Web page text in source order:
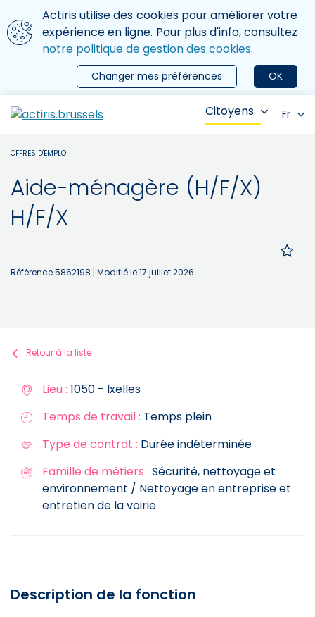
Aller au contenu principal
Nous utilisons des cookies
Actiris utilise des cookies pour améliorer votre
expérience en ligne. Pour plus d'info, consultez
notre politique de gestion des cookies.
OK
Changer mes préférences
le menu
Citoyens Fr
OFFRES D'EMPLOI
Aide-ménagère (H/F/X)
H/F/X
Référence 5862198 | Modifié le 17 juillet 2026
Retour à la liste
Lieu : 1050 - Ixelles
Temps de travail : Temps plein
Type de contrat : Durée indéterminée
Famille de métiers : Sécurité, nettoyage et
environnement / Nettoyage en entreprise et
entretien de la voirie
Description de la fonction